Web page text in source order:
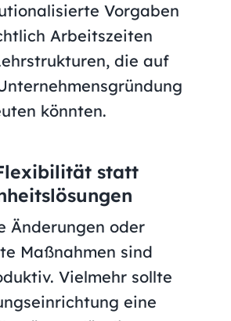
Vorgaben
Arbeitszeiten
die auf
könnten.
statt
Änderungen oder
Maßnahmen sind
Vielmehr sollte
eine